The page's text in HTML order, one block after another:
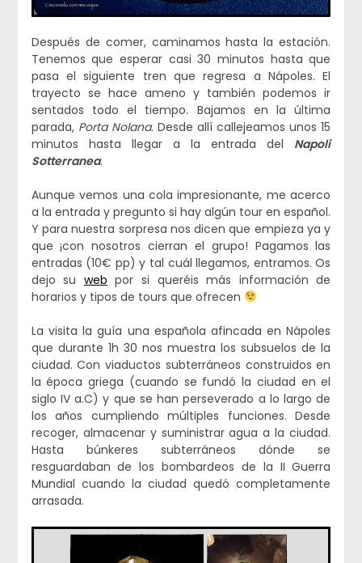
Después de comer, caminamos hasta la estación.
Tenemos que esperar casi 30 minutos hasta que
pasa el siguiente tren que regresa a Nápoles. El
trayecto se hace ameno y también podemos ir
sentados todo el tiempo. Bajamos en la última
parada, Porta Nolana. Desde allí callejeamos unos 15
minutos hasta llegar a la entrada del Napoli
Sotterranea.
Aunque vemos una cola impresionante, me acerco
a la entrada y pregunto si hay algún tour en español.
Y para nuestra sorpresa nos dicen que empieza ya y
que ¡con nosotros cierran el grupo! Pagamos las
entradas (10€ pp) y tal cuál llegamos, entramos. Os
dejo su web por si queréis más información de
horarios y tipos de tours que ofrecen
La visita la guía una española afincada en Nápoles
que durante 1h 30 nos muestra los subsuelos de la
ciudad. Con viaductos subterráneos construidos en
la época griega (cuando se fundó la ciudad en el
siglo IV a.C) y que se han perseverado a lo largo de
los años cumpliendo múltiples funciones. Desde
recoger, almacenar y suministrar agua a la ciudad.
Hasta búnkeres subterráneos dónde se
resguardaban de los bombardeos de la II Guerra
Mundial cuando la ciudad quedó completamente
arrasada.